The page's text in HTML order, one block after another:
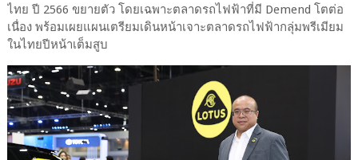
ไทย ปี 2566 ขยายตัว โดยเฉพาะตลาดรถไฟฟ้าที่มี Demend โตต่อ
เนื่อง พร้อมเผยแผนเตรียมเดินหน้าเจาะตลาดรถไฟฟ้ากลุ่มพรีเมียม
ในไทยปีหน้าเต็มสูบ